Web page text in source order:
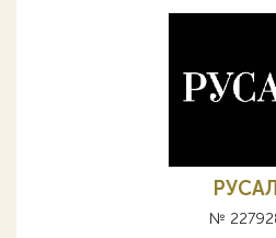
РУСАЛ
№